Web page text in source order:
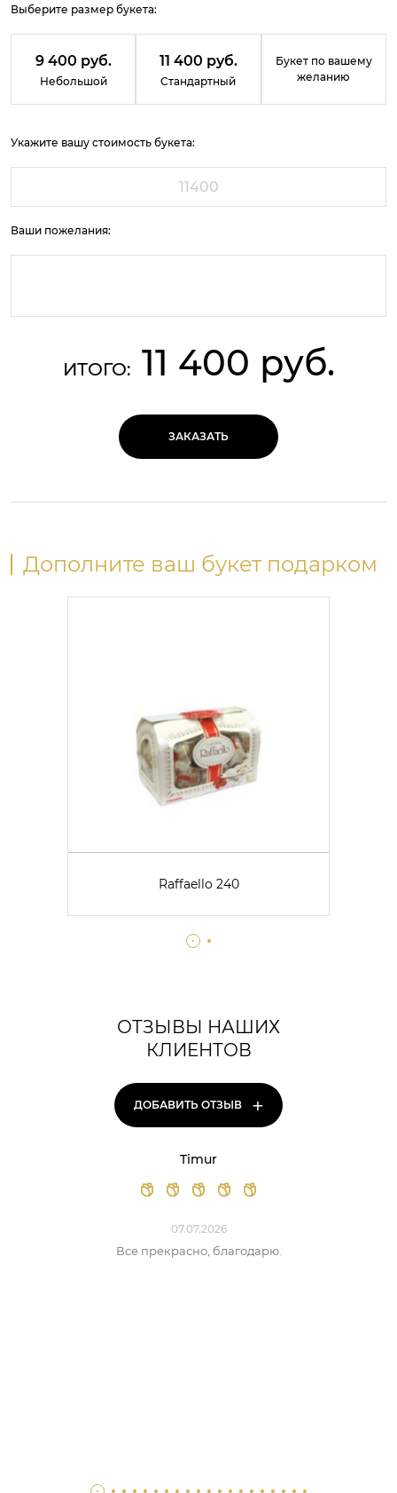
Выберите размер букета:
9 400 руб.
Небольшой
11 400 руб.
Стандартный
Букет по вашему
желанию
Укажите вашу стоимость букета:
Ваши пожелания:
ИТОГО: 11 400 руб.
ЗАКАЗАТЬ
Дополните ваш букет подарком
Raffaello 240
ОТЗЫВЫ НАШИХ
КЛИЕНТОВ
ДОБАВИТЬ ОТЗЫВ +
Timur
07.07.2026
Все прекрасно, благодарю.